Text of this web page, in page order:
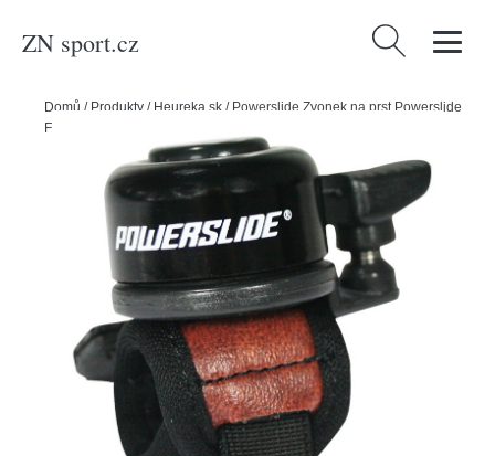
ZN sport.cz Vyhledávání
Domů / Produkty / Heureka.sk / Powerslide Zvonek na prst Powerslide
Finger Bell